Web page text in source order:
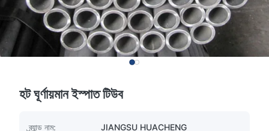
হট ঘূর্ণায়মান ইস্পাত টিউব
ব্র্যান্ড নাম:
JIANGSU HUACHENG